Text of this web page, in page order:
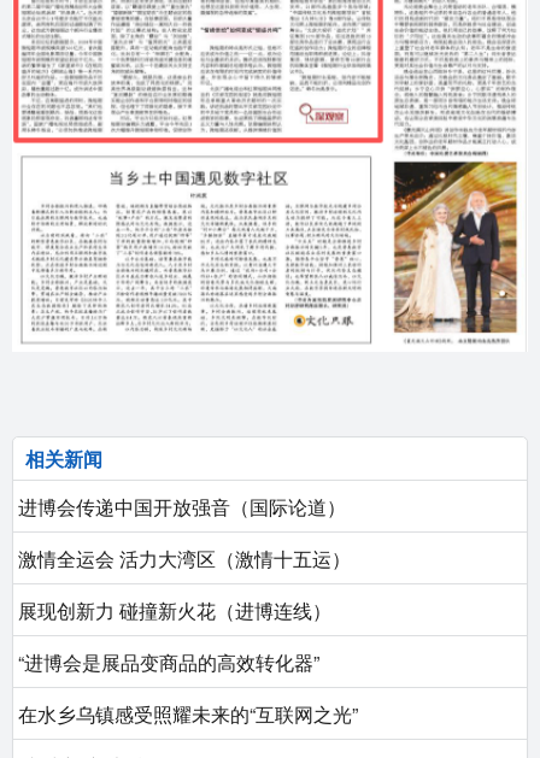
相关新闻
进博会传递中国开放强音（国际论道）
激情全运会 活力大湾区（激情十五运）
展现创新力 碰撞新火花（进博连线）
“进博会是展品变商品的高效转化器”
在水乡乌镇感受照耀未来的“互联网之光”